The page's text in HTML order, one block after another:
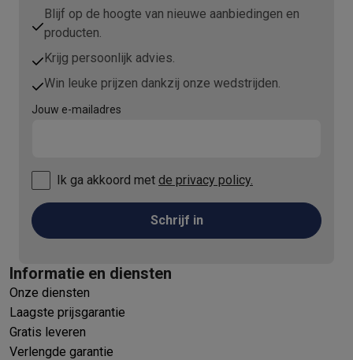
Blijf op de hoogte van nieuwe aanbiedingen en
producten.
Krijg persoonlijk advies.
Win leuke prijzen dankzij onze wedstrijden.
Jouw e-mailadres
Ik ga akkoord met de privacy policy.
Schrijf in
Informatie en diensten
Onze diensten
Laagste prijsgarantie
Gratis leveren
Verlengde garantie